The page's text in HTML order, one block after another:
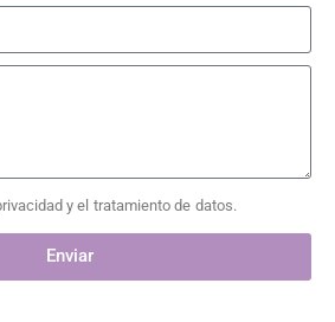
y el tratamiento de datos.
Enviar